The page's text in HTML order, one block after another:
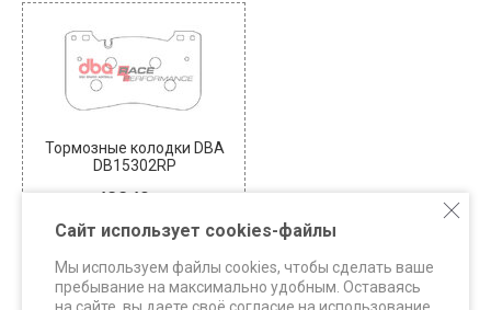
Тормозные колодки DBA
DB15302RP
42240
В наличии: 2
КУПИТЬ
Сайт использует cookies-файлы
Мы используем файлы cookies, чтобы сделать ваше
пребывание на максимально удобным. Оставаясь